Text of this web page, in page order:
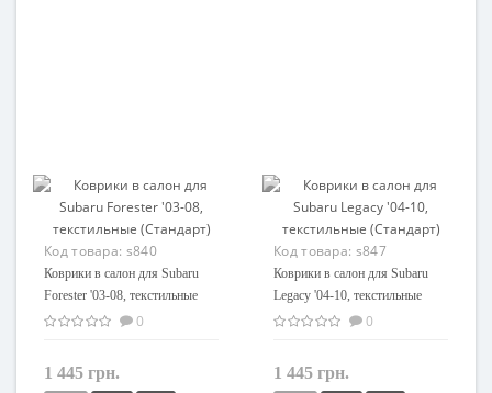
Код товара: s840
Коврики в салон для Subaru
Forester '03-08, текстильные
(Стандарт)
0
1 445 грн.
Код товара: s847
Коврики в салон для Subaru
Legacy '04-10, текстильные
(Стандарт)
0
1 445 грн.